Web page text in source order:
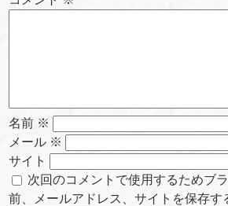
名前 ※
メール ※
サイト
次回のコメントで使用するためブ
前、メールアドレス、サイトを保存す